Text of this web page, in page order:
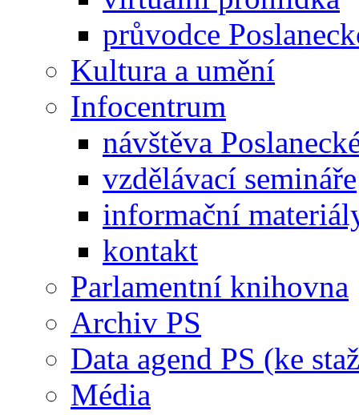
průvodce
Kultura a umění
Infocentrum
návštěva
vzdělávací semináře
informační
kontakt
Parlamentní knihovna
Archiv PS
Data agend PS (ke
Média